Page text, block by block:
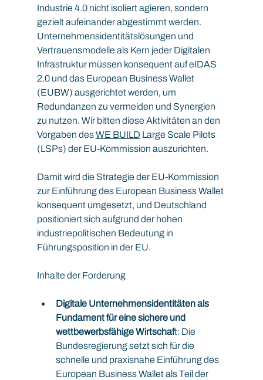
Industrie 4.0 nicht isoliert agieren, sondern
gezielt aufeinander abgestimmt werden.
Unternehmensidentitätslösungen und
Vertrauensmodelle als Kern jeder Digitalen
Infrastruktur müssen konsequent auf eIDAS
2.0 und das European Business Wallet
(EUBW) ausgerichtet werden, um
Redundanzen zu vermeiden und Synergien
zu nutzen. Wir bitten diese Aktivitäten an den
Vorgaben des WE BUILD Large Scale Pilots
(LSPs) der EU-Kommission auszurichten.
Damit wird die Strategie der EU-Kommission
zur Einführung des European Business Wallet
konsequent umgesetzt, und Deutschland
positioniert sich aufgrund der hohen
industriepolitischen Bedeutung in
Führungsposition in der EU.
Inhalte der Forderung
Digitale Unternehmensidentitäten als
Fundament für eine sichere und
wettbewerbsfähige Wirtschaft: Die
Bundesregierung setzt sich für die
schnelle und praxisnahe Einführung des
European Business Wallet als Teil der